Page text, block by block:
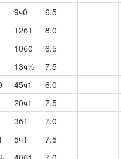
9ч0 6.5
12б1 8.0
10б0 6.5
13ч½ 7.5
45ч1 6.0
20ч1 7.5
3б1 7.0
5ч1 7.5